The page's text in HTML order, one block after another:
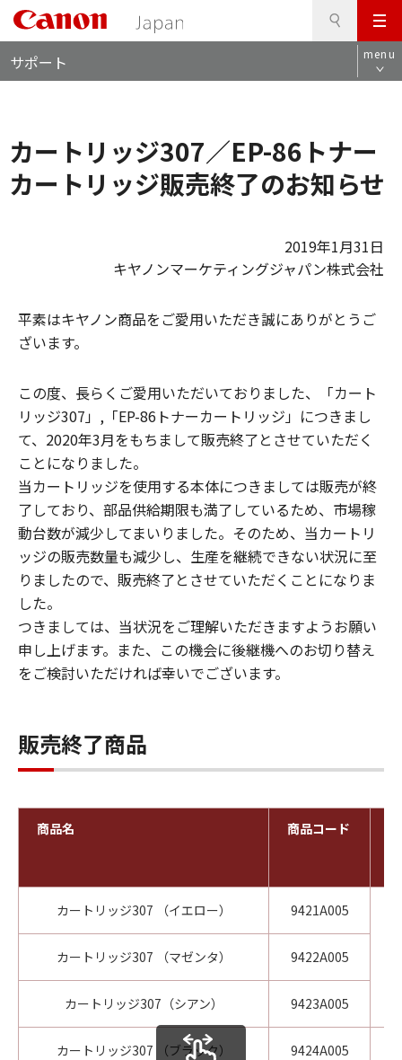
メ
ニ
ュ
ビ
サポート menu
カートリッジ307／EP-86トナー
カートリッジ販売終了のお知らせ
2019年1月31日
キヤノンマーケティングジャパン株式会社
平素はキヤノン商品をご愛用いただき誠にありがとうご
ざいます。
この度、長らくご愛用いただいておりました、「カート
リッジ307」,「EP-86トナーカートリッジ」につきまし
て、2020年3月をもちまして販売終了とさせていただく
ことになりました。
当カートリッジを使用する本体につきましては販売が終
了しており、部品供給期限も満了しているため、市場稼
動台数が減少してまいりました。そのため、当カートリ
ッジの販売数量も減少し、生産を継続できない状況に至
りましたので、販売終了とさせていただくことになりま
した。
つきましては、当状況をご理解いただきますようお願い
申し上げます。また、この機会に後継機へのお切り替え
をご検討いただければ幸いでございます。
販売終了商品
商品名 商品コード
カートリッジ307 （イエロー） 9421A005
カートリッジ307 （マゼンタ） 9422A005
カートリッジ307（シアン） 9423A005
カートリッジ307 （ブラック） 9424A005